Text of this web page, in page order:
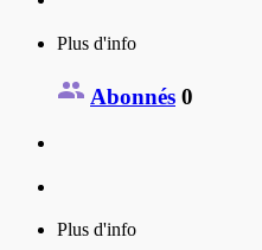
Plus d'info
Abonnés 0
Plus d'info